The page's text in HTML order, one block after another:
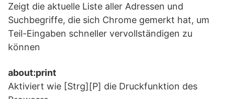
Zeigt die aktuelle Liste aller Adressen und
Suchbegriffe, die sich Chrome gemerkt hat, um
Teil-Eingaben schneller vervollständigen zu
können
about:print
Aktiviert wie [Strg][P] die Druckfunktion des